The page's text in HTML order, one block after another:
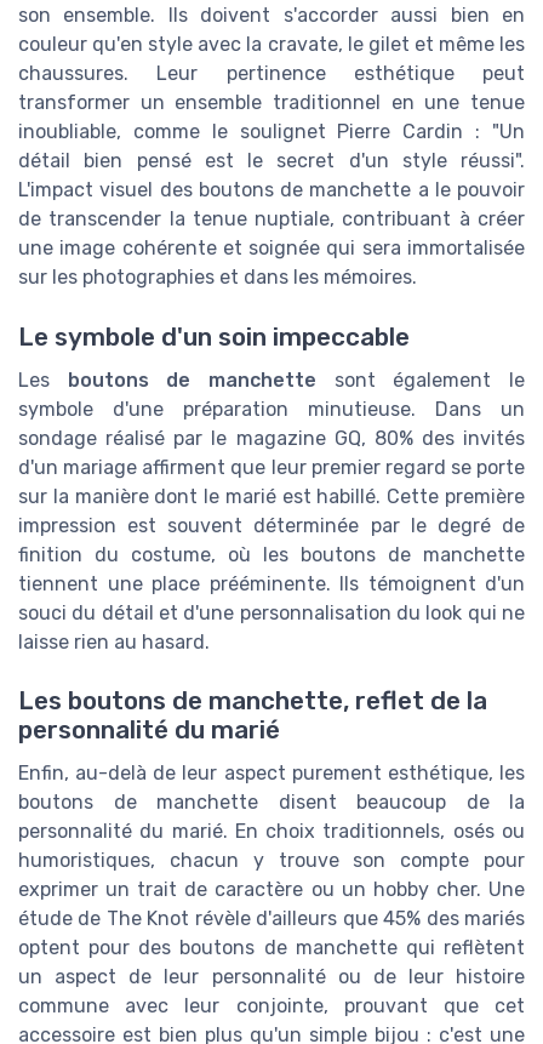
son ensemble. Ils doivent s'accorder aussi bien en
couleur qu'en style avec la cravate, le gilet et même les
chaussures. Leur pertinence esthétique peut
transformer un ensemble traditionnel en une tenue
inoubliable, comme le soulignet Pierre Cardin : "Un
détail bien pensé est le secret d'un style réussi".
L'impact visuel des boutons de manchette a le pouvoir
de transcender la tenue nuptiale, contribuant à créer
une image cohérente et soignée qui sera immortalisée
sur les photographies et dans les mémoires.
Le symbole d'un soin impeccable
Les boutons de manchette sont également le
symbole d'une préparation minutieuse. Dans un
sondage réalisé par le magazine GQ, 80% des invités
d'un mariage affirment que leur premier regard se porte
sur la manière dont le marié est habillé. Cette première
impression est souvent déterminée par le degré de
finition du costume, où les boutons de manchette
tiennent une place prééminente. Ils témoignent d'un
souci du détail et d'une personnalisation du look qui ne
laisse rien au hasard.
Les boutons de manchette, reflet de la
personnalité du marié
Enfin, au-delà de leur aspect purement esthétique, les
boutons de manchette disent beaucoup de la
personnalité du marié. En choix traditionnels, osés ou
humoristiques, chacun y trouve son compte pour
exprimer un trait de caractère ou un hobby cher. Une
étude de The Knot révèle d'ailleurs que 45% des mariés
optent pour des boutons de manchette qui reflètent
un aspect de leur personnalité ou de leur histoire
commune avec leur conjointe, prouvant que cet
accessoire est bien plus qu'un simple bijou : c'est une